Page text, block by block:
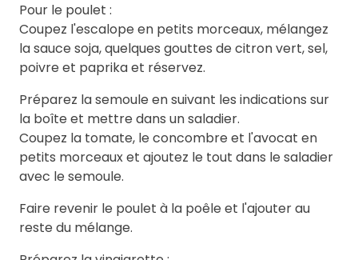
Pour le poulet :
Coupez l'escalope en petits morceaux, mélangez
la sauce soja, quelques gouttes de citron vert, sel,
poivre et paprika et réservez.
Préparez la semoule en suivant les indications sur
la boîte et mettre dans un saladier.
Coupez la tomate, le concombre et l'avocat en
petits morceaux et ajoutez le tout dans le saladier
avec le semoule.
Faire revenir le poulet à la poêle et l'ajouter au
reste du mélange.